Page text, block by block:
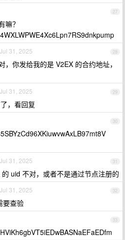
27
嘛？
28
Jul 31, 2025
，你发给我的是 V2EX 的合约地址，
29
Jul 31, 2025
，看回复
30
31
Jul 31, 2025
uid 不对，或者不是通过节点注册的
32
Jul 31, 2025
要查验
33